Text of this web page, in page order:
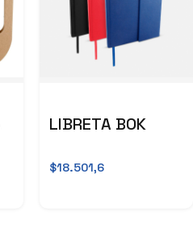
LIBRETA BOK
$18.501,6